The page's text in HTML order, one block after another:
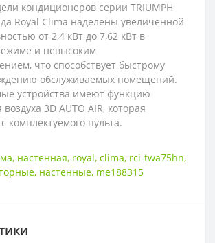
кондиционеров серии TRIUMPH
Royal Clima наделены увеличенной
от 2,4 кВт до 7,62 кВт в
и невысоким
что способствует быстрому
обслуживаемых помещений.
устройства имеют функцию
3D AUTO AIR, которая
комплектуемого пульта.
, настенная, royal, clima, rci-twa75hn,
, настенные, me188315